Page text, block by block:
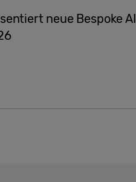
neue Bespoke AI